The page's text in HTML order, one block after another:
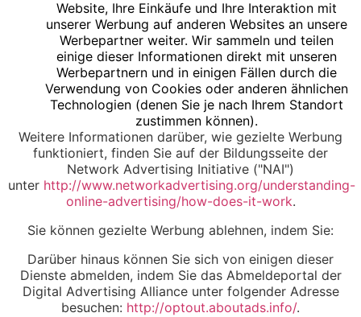
Website, Ihre Einkäufe und Ihre Interaktion mit
unserer Werbung auf anderen Websites an unsere
Werbepartner weiter. Wir sammeln und teilen
einige dieser Informationen direkt mit unseren
Werbepartnern und in einigen Fällen durch die
Verwendung von Cookies oder anderen ähnlichen
Technologien (denen Sie je nach Ihrem Standort
zustimmen können).
Weitere Informationen darüber, wie gezielte Werbung
funktioniert, finden Sie auf der Bildungsseite der
Network Advertising Initiative ("NAI")
unter http://www.networkadvertising.org/understanding-
online-advertising/how-does-it-work.
Sie können gezielte Werbung ablehnen, indem Sie:
Darüber hinaus können Sie sich von einigen dieser
Dienste abmelden, indem Sie das Abmeldeportal der
Digital Advertising Alliance unter folgender Adresse
besuchen: http://optout.aboutads.info/.